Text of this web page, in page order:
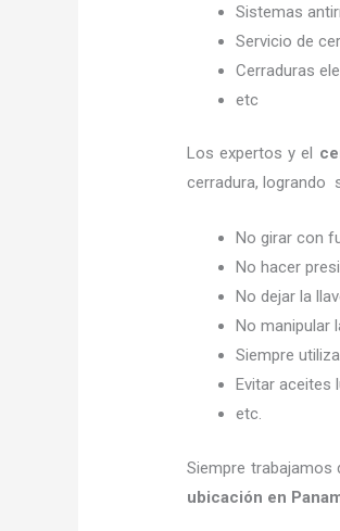
Sistemas
Servicio de
Cerraduras
etc
Los expertos y el
cerradura, logrando
No girar con
No hacer
No dejar la
No manipular
Siempre
Evitar aceites
etc.
Siempre trabajamos
ubicación en